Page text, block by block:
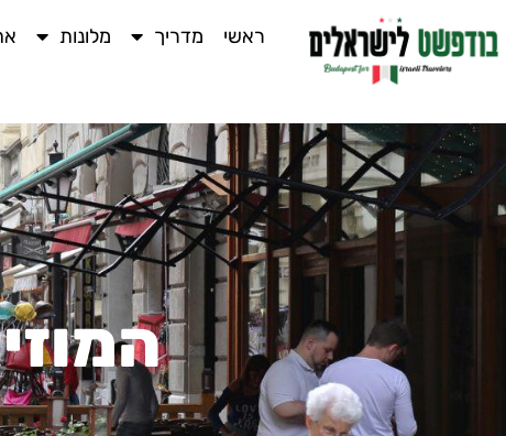
ראשי מדריך מלונות